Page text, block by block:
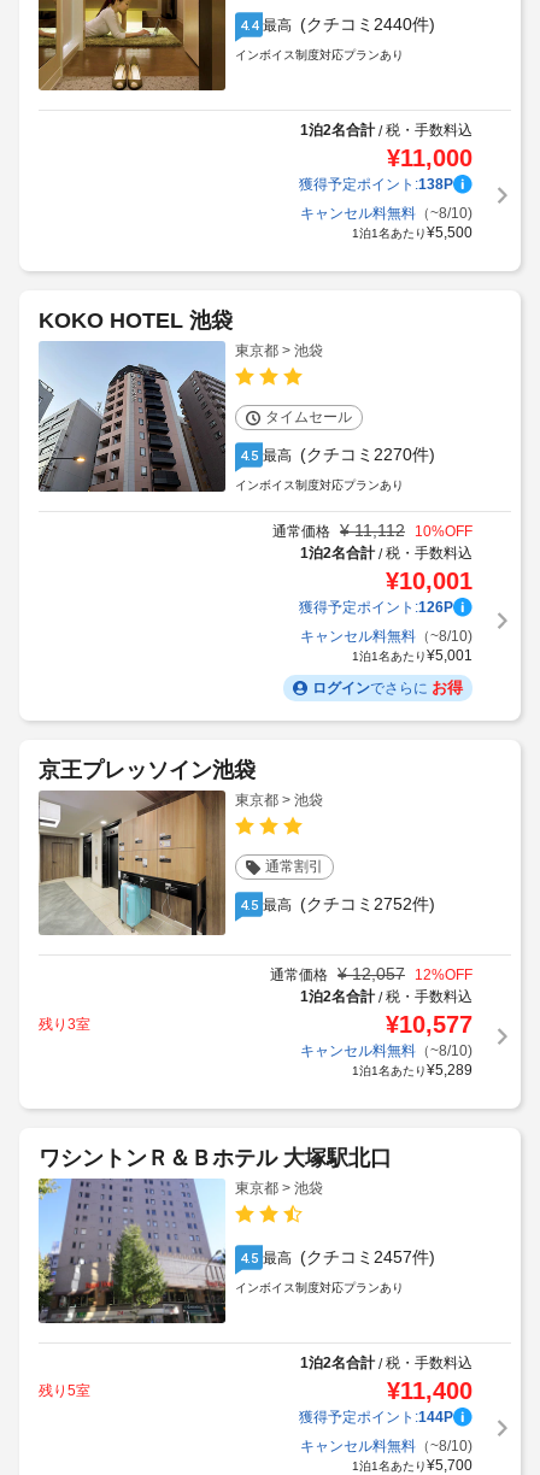
4.4 最高 (クチコミ2440件)
インボイス制度対応プランあり
1泊2名合計/税・手数料込
¥11,000
獲得予定ポイント:138P
キャンセル料無料（~8/10)
1泊1名あたり¥5,500
KOKO HOTEL 池袋
東京都 > 池袋
タイムセール
4.5 最高 (クチコミ2270件)
インボイス制度対応プランあり
通常価格 ¥ 11,112 10%OFF
1泊2名合計/税・手数料込
¥10,001
獲得予定ポイント:126P
キャンセル料無料（~8/10)
1泊1名あたり¥5,001
ログインでさらに お得
京王プレッソイン池袋
東京都 > 池袋
通常割引
4.5 最高 (クチコミ2752件)
通常価格 ¥ 12,057 12%OFF
1泊2名合計/税・手数料込
残り3室
¥10,577
キャンセル料無料（~8/10)
1泊1名あたり¥5,289
ワシントンＲ＆Ｂホテル 大塚駅北口
東京都 > 池袋
4.5 最高 (クチコミ2457件)
インボイス制度対応プランあり
1泊2名合計/税・手数料込
残り5室
¥11,400
獲得予定ポイント:144P
キャンセル料無料（~8/10)
1泊1名あたり¥5,700